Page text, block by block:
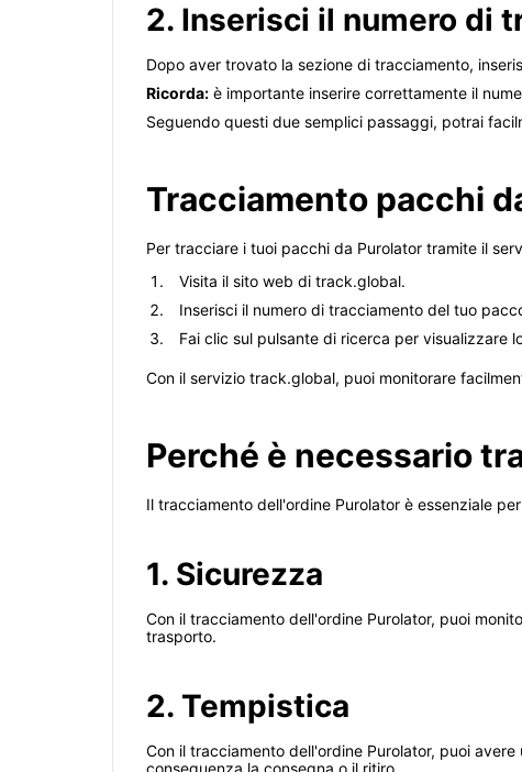
2. Inserisci il numero di
Dopo aver trovato la sezione di tracciamento,
Ricorda: è importante inserire correttamente il
Seguendo questi due semplici passaggi, potrai
Tracciamento pacchi
Per tracciare i tuoi pacchi da Purolator tramite il
Visita il sito web di track.global.
Inserisci il numero di tracciamento del tuo
Fai clic sul pulsante di ricerca per visualizzare
Con il servizio track.global, puoi monitorare
Perché è necessario
Il tracciamento dell'ordine Purolator è essenziale
1. Sicurezza
Con il tracciamento dell'ordine Purolator, puoi
trasporto.
2. Tempistica
Con il tracciamento dell'ordine Purolator, puoi